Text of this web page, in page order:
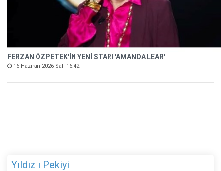
FERZAN ÖZPETEK'İN YENİ STARI 'AMANDA LEAR'
16 Haziran 2026 Salı 16:42
Yıldızlı Pekiyi